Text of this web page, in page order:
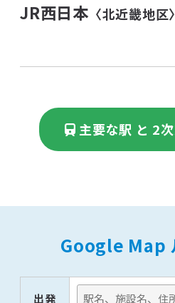
JR西日本 〈北近畿地区〉
主要な駅 と 2
Google Map
出発